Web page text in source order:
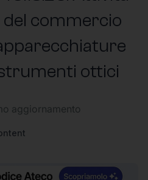
commercio
ottici
aggiornamento